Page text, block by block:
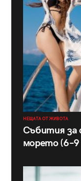
НЕЩАТА ОТ ЖИВОТА
Събития за
морето